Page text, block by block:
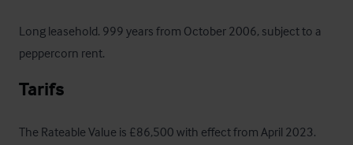
Long leasehold. 999 years from October 2006, subject to a
peppercorn rent.
Tarifs
The Rateable Value is £86,500 with effect from April 2023.